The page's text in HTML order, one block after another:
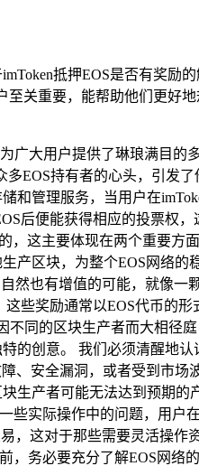
抵押EOS是否有奖励
至关重要，能帮助他们更好
广大用户提供了琳琅满目的
EOS持有者的心头，引发
和管理服务，当用户在
后便能获得相应的投票权
，这主要体现在两个重要方
产区块，为整个EOS网络的
然也有增值的可能，就像一
些奖励通常以EOS代币的
同的区块生产者而大相径
的创意。 我们必须清醒地认
、安全漏洞，或者受到市场
生产者可能无法达到预期的
些实际操作中的问题，用户
，这对于那些需要灵活操作
，务必要充分了解EOS网络